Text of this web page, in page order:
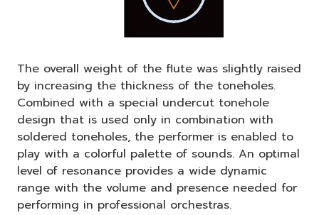
The overall weight of the flute was slightly raised
by increasing the thickness of the toneholes.
Combined with a special undercut tonehole
design that is used only in combination with
soldered toneholes, the performer is enabled to
play with a colorful palette of sounds. An optimal
level of resonance provides a wide dynamic
range with the volume and presence needed for
performing in professional orchestras.